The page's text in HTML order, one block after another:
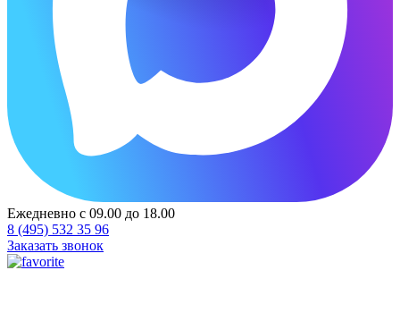
Ежедневно с 09.00 до 18.00
8 (495) 532 35 96
Заказать звонок